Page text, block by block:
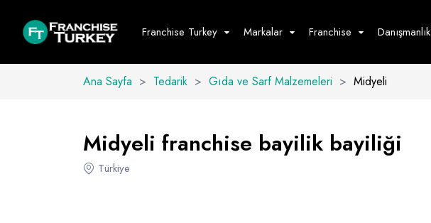
Franchise Turkey Markalar
Hizmet
Hepsini Göster
Franchise Danışmanlık
Ana Sayfa > Tedarik > Gıda ve Sarf Malzemeleri > Midyeli
Midyeli franchise bayilik bayiliği
Türkiye